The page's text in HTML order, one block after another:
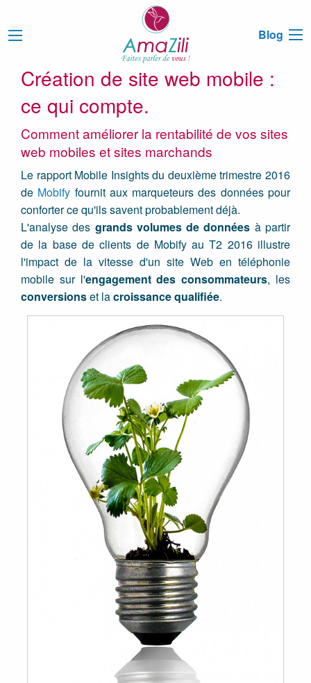
Blog
Création de site web mobile :
ce qui compte.
Comment améliorer la rentabilité de vos sites
web mobiles et sites marchands
Le rapport Mobile Insights du deuxième trimestre 2016
de Mobify fournit aux marqueteurs des données pour
conforter ce qu'ils savent probablement déjà.
L'analyse des grands volumes de données à partir
de la base de clients de Mobify au T2 2016 illustre
l'impact de la vitesse d'un site Web en téléphonie
mobile sur l'engagement des consommateurs, les
conversionset lacroissance qualifiée.